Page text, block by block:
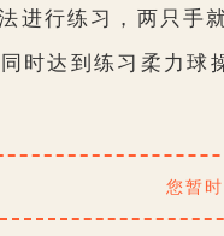
进行练习，两只
时达到练习柔力
您暂